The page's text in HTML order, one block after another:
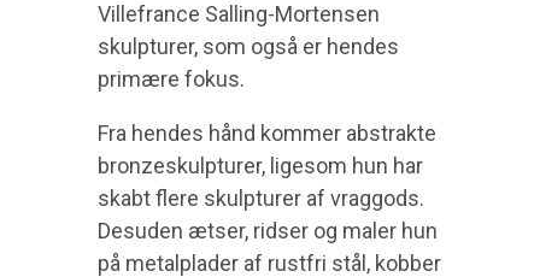
Villefrance Salling-Mortensen
skulpturer, som også er hendes
primære fokus.
Fra hendes hånd kommer abstrakte
bronzeskulpturer, ligesom hun har
skabt flere skulpturer af vraggods.
Desuden ætser, ridser og maler hun
på metalplader af rustfri stål, kobber